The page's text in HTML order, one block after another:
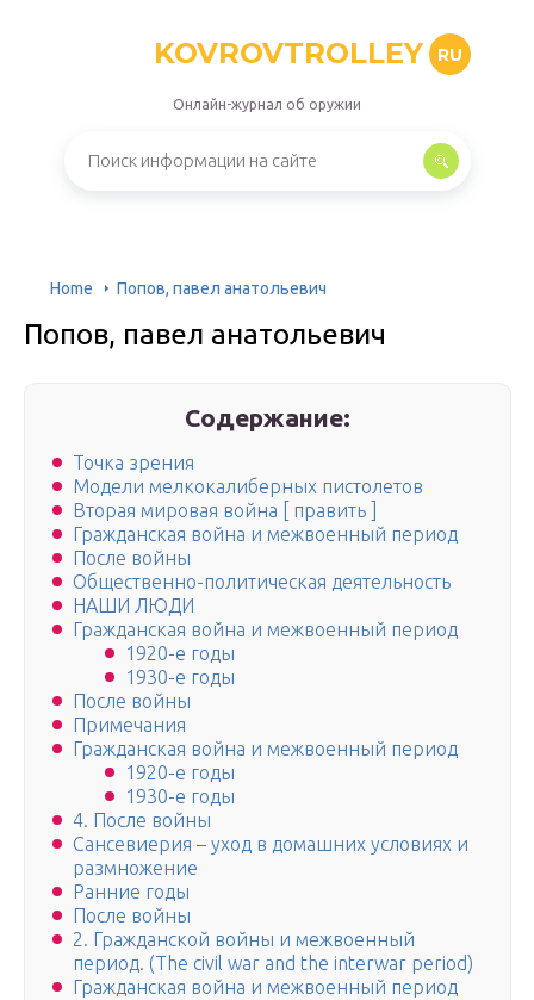
KOVROVTROLLEY RU
Онлайн-журнал об оружии
Home Попов, павел анатольевич
Попов, павел анатольевич
Содержание:
Точка зрения
Модели мелкокалиберных пистолетов
Вторая мировая война [ править ]
Гражданская война и межвоенный период
После войны
Общественно-политическая деятельность
НАШИ ЛЮДИ
Гражданская война и межвоенный период
1920-е годы
1930-е годы
После войны
Примечания
Гражданская война и межвоенный период
1920-е годы
1930-е годы
4. После войны
Сансевиерия – уход в домашних условиях и
размножение
Ранние годы
После войны
2. Гражданской войны и межвоенный
период. (The civil war and the interwar period)
Гражданская война и межвоенный период